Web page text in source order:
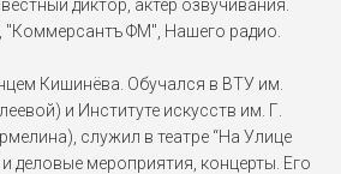
К звездам (2019)
диктор, актёр озвучивания.
"Коммерсантъ ФМ", Нашего радио.
Кишинёва. Обучался в ВТУ им.
и Институте искусств им. Г.
служил в театре “На Улице
деловые мероприятия, концерты. Его